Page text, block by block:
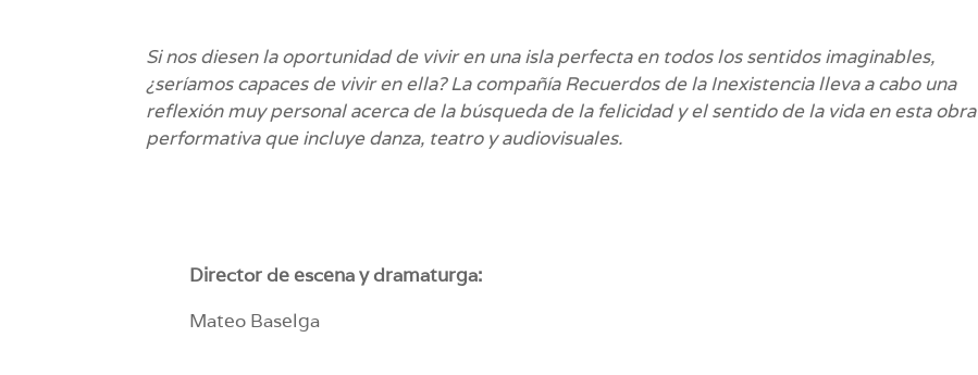
Si nos diesen la oportunidad de vivir en una isla perfecta en todos los sentidos imaginables,
¿seríamos capaces de vivir en ella? La compañía Recuerdos de la Inexistencia lleva a cabo una
reflexión muy personal acerca de la búsqueda de la felicidad y el sentido de la vida en esta obra
performativa que incluye danza, teatro y audiovisuales.
Director de escena y dramaturga:
Mateo Baselga